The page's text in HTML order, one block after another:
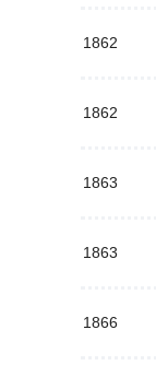
1862
1862
1863
1863
1866